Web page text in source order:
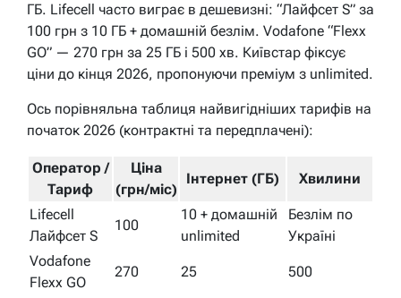
ГБ. Lifecell часто виграє в дешевизні: “Лайфсет S” за
100 грн з 10 ГБ + домашній безлім. Vodafone “Flexx
GO” — 270 грн за 25 ГБ і 500 хв. Київстар фіксує
ціни до кінця 2026, пропонуючи преміум з unlimited.
Ось порівняльна таблиця найвигідніших тарифів на
початок 2026 (контрактні та передплачені):
Оператор /
Тариф
Ціна
(грн/міс)
Інтернет (ГБ) Хвилини
Lifecell
Лайфсет S
100
10 + домашній
unlimited
Безлім по
Україні
Vodafone
Flexx GO
270 25 500